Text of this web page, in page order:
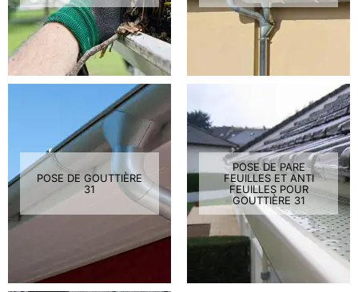
POSE DE GOUTTIÈRE
31
POSE DE PARE
FEUILLES ET ANTI
FEUILLES POUR
GOUTTIÈRE 31